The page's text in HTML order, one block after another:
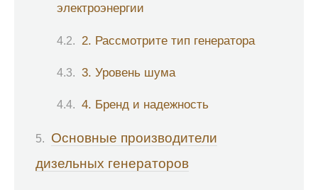
электроэнергии
2. Рассмотрите тип генератора
3. Уровень шума
4. Бренд и надежность
Основные производители
дизельных генераторов